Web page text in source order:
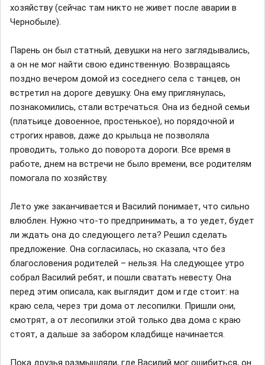
хозяйству (сейчас там никто не живет после аварии в
Чернобыле).
Парень он был статный, девушки на него заглядывались,
а он не мог найти свою единственную. Возвращаясь
поздно вечером домой из соседнего села с танцев, он
встретил на дороге девушку. Она ему приглянулась,
познакомились, стали встречаться. Она из бедной семьи
(платьице довоенное, простенькое), но порядочной и
строгих нравов, даже до крыльца не позволяла
проводить, только до поворота дороги. Все время в
работе, днем на встречи не было времени, все родителям
помогала по хозяйству.
Лето уже заканчивается и Василий понимает, что сильно
влюблен. Нужно что-то предпринимать, а то уедет, будет
ли ждать она до следующего лета? Решил сделать
предложение. Она согласилась, но сказала, что без
благословения родителей – нельзя. На следующее утро
собрал Василий ребят, и пошли сватать невесту. Она
перед этим описала, как выглядит дом и где стоит: на
краю села, через три дома от лесопилки. Пришли они,
смотрят, а от лесопилки этой только два дома с краю
стоят, а дальше за забором кладбище начинается.
Пока друзья размышляли, где Василий мог ошибиться, он